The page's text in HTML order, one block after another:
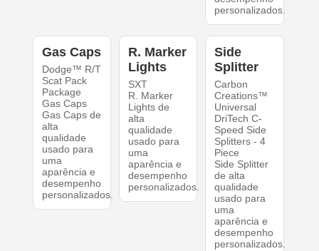
personalizados.
Gas Caps
Dodge™ R/T
Scat Pack
Package
Gas Caps
Gas Caps de
alta
qualidade
usado para
uma
aparência e
desempenho
personalizados.
R. Marker
Lights
SXT
R. Marker
Lights de
alta
qualidade
usado para
uma
aparência e
desempenho
personalizados.
Side
Splitter
Carbon
Creations™
Universal
DriTech C-
Speed Side
Splitters - 4
Piece
Side Splitter
de alta
qualidade
usado para
uma
aparência e
desempenho
personalizados.